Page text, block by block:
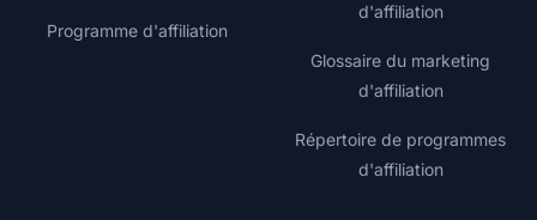
Programme d'affiliation
d'affiliation
Glossaire du marketing
d'affiliation
Répertoire de programmes
d'affiliation